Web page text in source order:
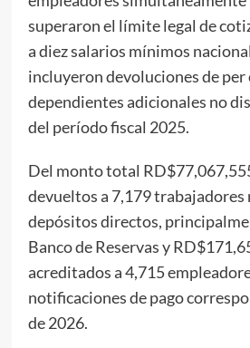
superaron el límite legal de
a diez salarios mínimos
incluyeron devoluciones de per
dependientes adicionales no
del período fiscal 2025.
Del monto total
devueltos a 7,179 trabajadores
depósitos directos,
Banco de Reservas y
acreditados a 4,715
notificaciones de pago
de 2026.